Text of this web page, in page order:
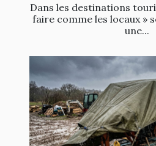
Dans les destinations
faire comme les locaux »
une...